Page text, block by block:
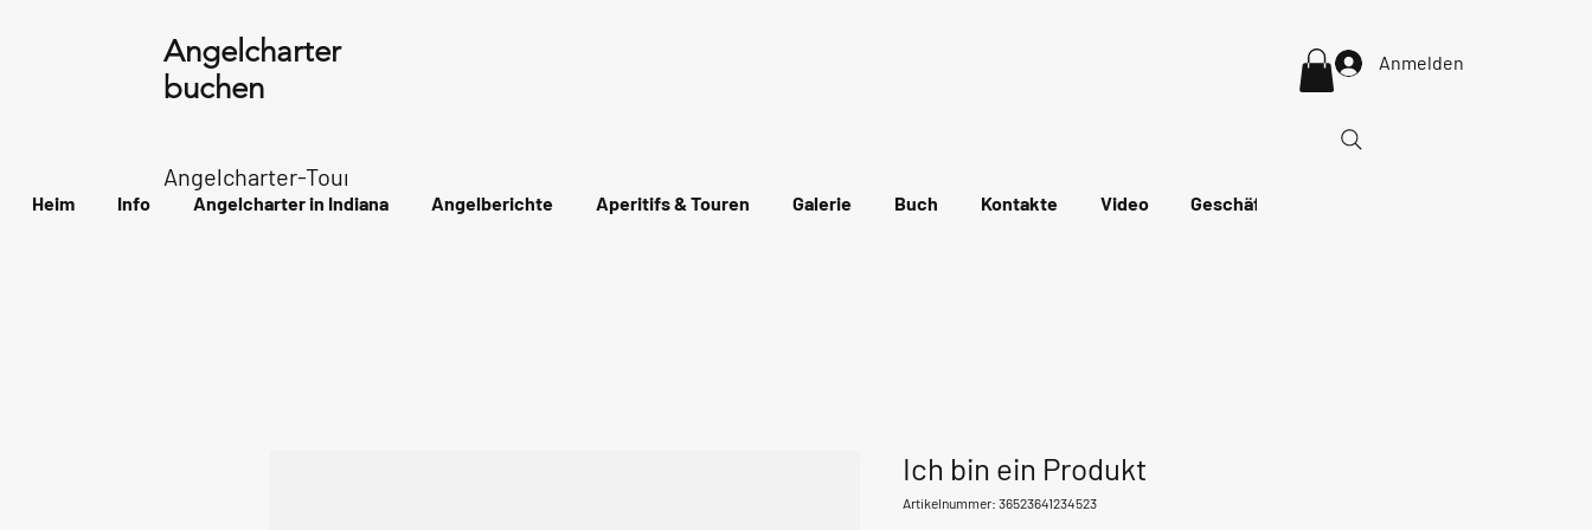
Angelcharter in Indiana
buchen
Angelcharter-Tour durch den Archipel
Heim Info Angelcharter in Indiana Angelberichte Aperitifs & Touren Galerie Buch Kontakte Video Geschäft
Anmelden
Ich bin ein Produkt
Artikelnummer: 36523641234523